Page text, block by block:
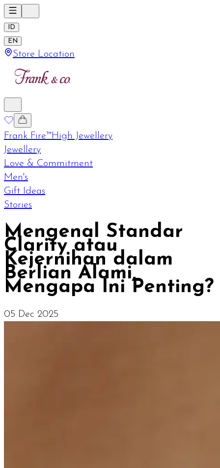
ID
EN
Store Location
Frank Fire™High Jewellery
Jewellery
Love & Commitment
Men's
Gift Ideas
Stories
Mengenal Standar
Clarity atau
Kejernihan dalam
Berlian Alami,
Mengapa Ini Penting?
05 Dec 2025